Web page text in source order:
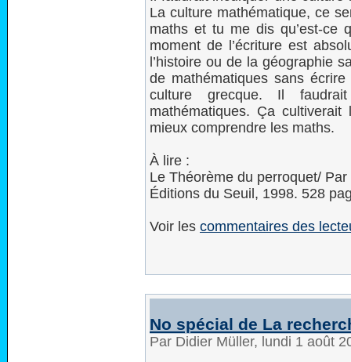
La culture mathématique, ce
maths et tu me dis qu’est-ce
moment de l’écriture est
l’histoire ou de la géographie
de mathématiques sans
culture grecque. Il
mathématiques. Ça
mieux comprendre les maths.
À lire :
Le Théorème du perroquet/
Éditions du Seuil, 1998. 528
Voir les commentaires des
No spécial de La
Par Didier Müller, lundi 1 août